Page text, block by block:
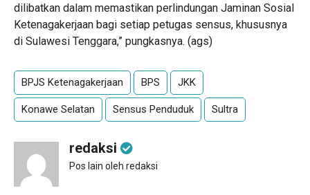
dilibatkan dalam memastikan perlindungan Jaminan Sosial
Ketenagakerjaan bagi setiap petugas sensus, khususnya
di Sulawesi Tenggara,” pungkasnya. (ags)
BPJS Ketenagakerjaan BPS JKK
Konawe Selatan Sensus Penduduk Sultra
redaksi
Pos lain oleh redaksi